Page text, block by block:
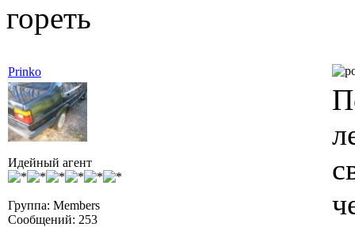
гореть
Prinko
Идейный агент
Группа: Members
Сообщений: 253